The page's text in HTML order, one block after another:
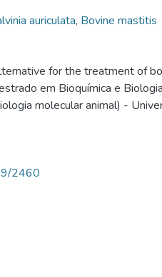
auriculata, Bovine mastitis
for the treatment of
em Bioquímica e Biologia
molecular animal) -
2460